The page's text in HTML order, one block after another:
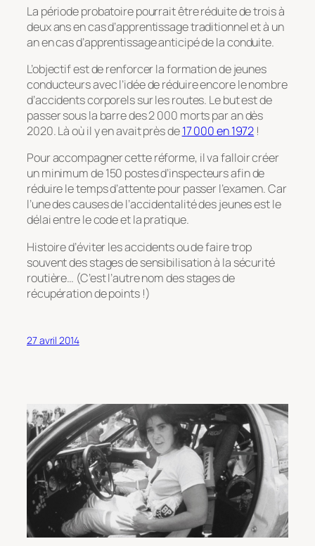
La période probatoire pourrait être réduite de trois à
deux ans en cas d’apprentissage traditionnel et à un
an en cas d’apprentissage anticipé de la conduite.
L’objectif est de renforcer la formation de jeunes
conducteurs avec l’idée de réduire encore le nombre
d’accidents corporels sur les routes. Le but est de
passer sous la barre des 2 000 morts par an dès
2020. Là où il y en avait près de17 000 en 1972 !
Pour accompagner cette réforme, il va falloir créer
un minimum de 150 postes d’inspecteurs afin de
réduire le temps d’attente pour passer l’examen. Car
l’une des causes de l’accidentalité des jeunes est le
délai entre le code et la pratique.
Histoire d’éviter les accidents ou de faire trop
souvent des stages de sensibilisation à la sécurité
routière… (C’est l’autre nom des stages de
récupération de points !)
27 avril 2014